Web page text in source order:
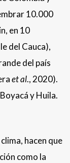
10.000
en 10
del Cauca),
del país
et al., 2020).
y Huila.
hacen que
como la